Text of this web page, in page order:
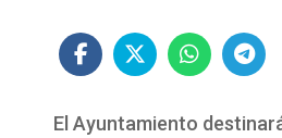
El Ayuntamiento